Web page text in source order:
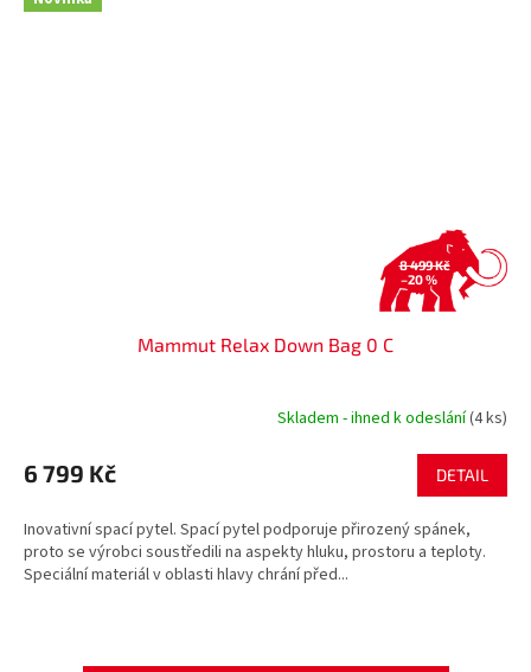
8 499 Kč
–20 %
Mammut Relax Down Bag 0 C
Skladem - ihned k odeslání(4 ks)
6 799 Kč DETAIL
Inovativní spací pytel. Spací pytel podporuje přirozený spánek,
proto se výrobci soustředili na aspekty hluku, prostoru a teploty.
Speciální materiál v oblasti hlavy chrání před...